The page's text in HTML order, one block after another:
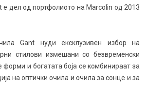
е дел од портфолиото на Marcolin од 2013
Gant нуди ексклузивен избор на
стилови измешани со безвременски
и богатата боја се комбинираат за
на оптички очила и очила за сонце и за